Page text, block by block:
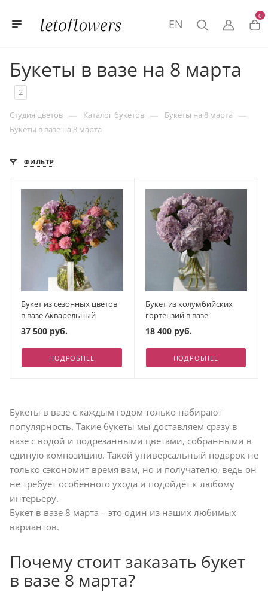
0
EN
Букеты в вазе на 8 марта
2
Студия цветов — Каталог букетов — Букеты на 8 марта —
Букеты в вазе на 8 марта
ФИЛЬТР
Букет из сезонных цветов
в вазе Акварельный
37 500 руб.
ПОДРОБНЕЕ
Букет из колумбийских
гортензий в вазе
18 400 руб.
ПОДРОБНЕЕ
Букеты в вазе с каждым годом только набирают
популярность. Такие букеты мы доставляем сразу в
вазе с водой и подрезанными цветами, собранными в
единую композицию. Такой универсальный подарок не
только сэкономит время вам, но и получателю, ведь он
не требует особенного ухода и подойдёт к любому
интерьеру.
Букет в вазе 8 марта – это один из наших любимых
вариантов.
Почему стоит заказать букет
в вазе 8 марта?